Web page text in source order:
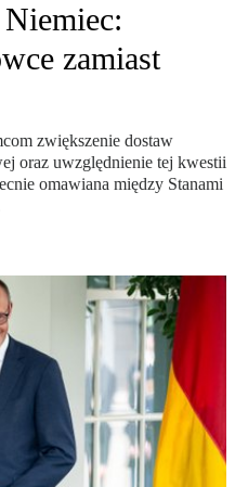
zamiast
zwiększenie dostaw
oraz uwzględnienie tej kwestii
omawiana między Stanami